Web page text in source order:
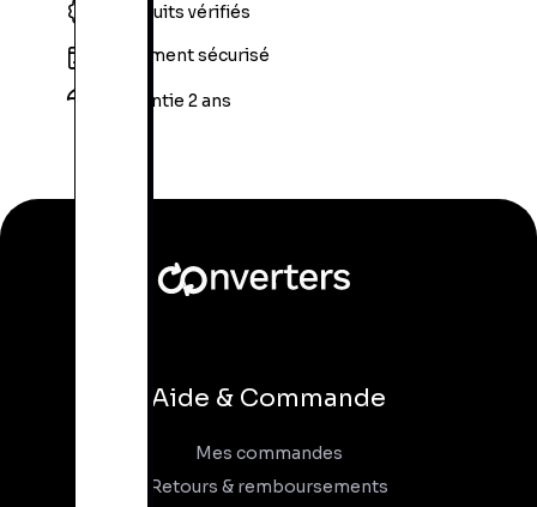
Produits vérifiés
Paiement sécurisé
Garantie 2 ans
Aide & Commande
Mes commandes
Retours & remboursements